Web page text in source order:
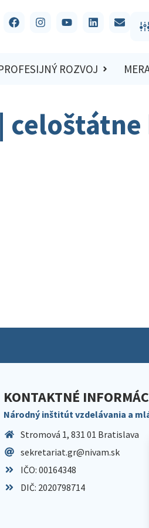
ROZVOJ
KONTAKTNÉ
Národný inštitút vzdelávania a
Stromová 1, 831 01 Bratislava
sekretariat.gr@nivam.sk
IČO: 00164348
DIČ: 2020798714